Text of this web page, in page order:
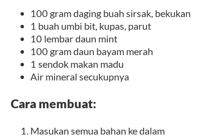
100 gram daging buah sirsak, bekukan
1 buah umbi bit, kupas, parut
10 lembar daun mint
100 gram daun bayam merah
1 sendok makan madu
Air mineral secukupnya
Cara membuat:
Masukan semua bahan ke dalam